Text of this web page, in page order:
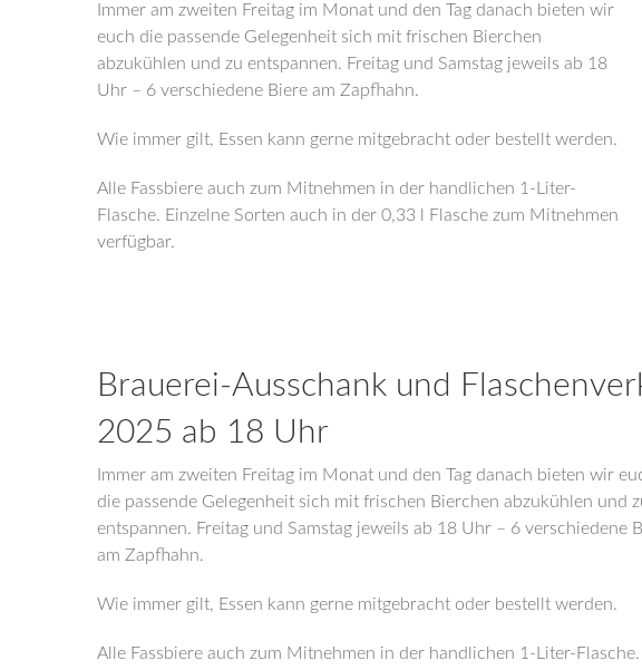
Immer am zweiten Freitag im Monat und den Tag danach bieten wir
euch die passende Gelegenheit sich mit frischen Bierchen
abzukühlen und zu entspannen. Freitag und Samstag jeweils ab 18
Uhr – 6 verschiedene Biere am Zapfhahn.
Wie immer gilt, Essen kann gerne mitgebracht oder bestellt werden.
Alle Fassbiere auch zum Mitnehmen in der handlichen 1-Liter-
Flasche. Einzelne Sorten auch in der 0,33 l Flasche zum Mitnehmen
verfügbar.
Brauerei-Ausschank und
2025 ab 18 Uhr
Immer am zweiten Freitag im Monat und den Tag danach bieten wir
die passende Gelegenheit sich mit frischen Bierchen abzukühlen und
entspannen. Freitag und Samstag jeweils ab 18 Uhr – 6 verschiedene
am Zapfhahn.
Wie immer gilt, Essen kann gerne mitgebracht oder bestellt werden.
Alle Fassbiere auch zum Mitnehmen in der handlichen 1-Liter-Flasche.